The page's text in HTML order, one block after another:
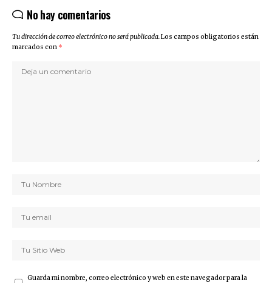
No hay comentarios
Tu dirección de correo electrónico no será publicada.Los campos obligatorios están
marcados con *
Guarda mi nombre, correo electrónico y web en este navegador para la